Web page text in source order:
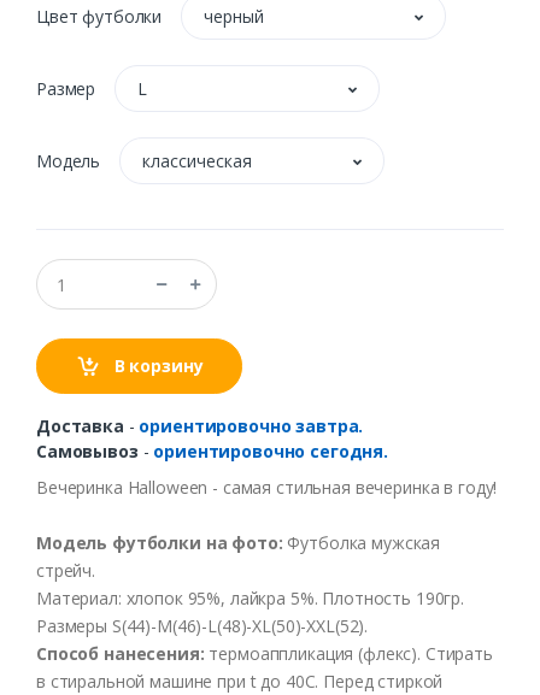
Цвет футболки черный
Размер L
Модель классическая
В корзину
Доставка - ориентировочно завтра.
Самовывоз - ориентировочно сегодня.
Вечеринка Halloween - самая стильная вечеринка вгоду!
Модель футболки на фото: Футболка мужская
стрейч.
Материал: хлопок95%, лайкра 5%. Плотность 190гр.
Размеры S(44)-M(46)-L(48)-XL(50)-XXL(52).
Способ нанесения: термоаппликация (флекс). Стирать
в стиральной машине при tдо 40С. Перед стиркой